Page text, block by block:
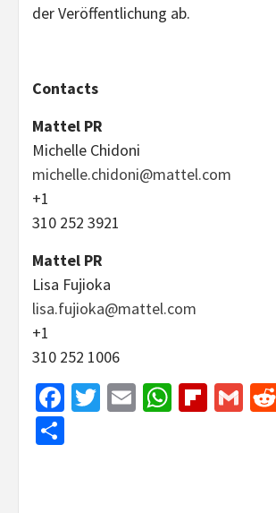
der Veröffentlichung ab.
Contacts
Mattel PR
Michelle Chidoni
michelle.chidoni@mattel.com
+1
310 252 3921
Mattel PR
Lisa Fujioka
lisa.fujioka@mattel.com
+1
310 252 1006
Facebook
Twitter
Email